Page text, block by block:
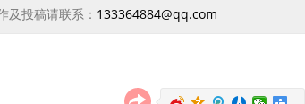
及投稿请联系： 133364884@qq.com